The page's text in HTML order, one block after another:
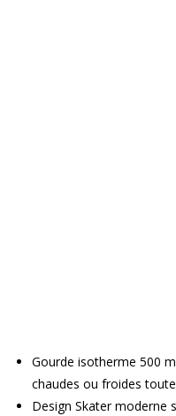
Gourde isotherme 500
chaudes ou froides
Design Skater moderne